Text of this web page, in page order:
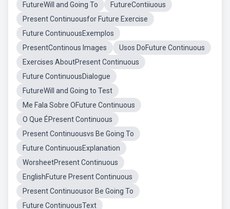
FutureWill and Going To
FutureContiiuous
Present Continuousfor Future Exercise
Future ContinuousExemplos
PresentContinous Images
Usos DoFuture Continuous
Exercises AboutPresent Continuous
Future ContinuousDialogue
FutureWill and Going to Test
Me Fala Sobre OFuture Continuous
O Que ÉPresent Continuous
Present Continuousvs Be Going To
Future ContinuousExplanation
WorsheetPresent Continuous
EnglishFuture Present Continuous
Present Continuousor Be Going To
Future ContinuousText